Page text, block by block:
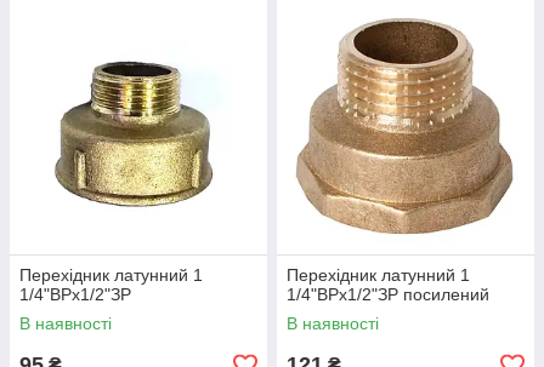
Перехідник латунний 1
1/4"ВРх1/2"ЗР
В наявності
Перехідник латунний 1
1/4"ВРх1/2"ЗР посилений
В наявності